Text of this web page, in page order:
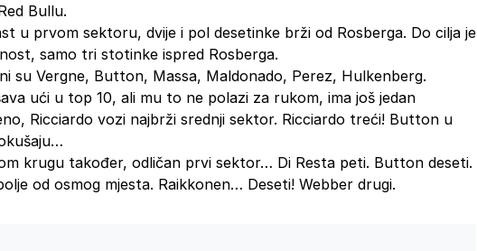
Bullu.
u prvom sektoru, dvije i pol desetinke brži od Rosberga. Do cilja je
samo tri stotinke ispred Rosberga.
su Vergne, Button, Massa, Maldonado, Perez, Hulkenberg.
ući u top 10, ali mu to ne polazi za rukom, ima još jedan
Ricciardo vozi najbrži srednji sektor. Ricciardo treći! Button u
krugu također, odličan prvi sektor… Di Resta peti. Button deseti.
od osmog mjesta. Raikkonen… Deseti! Webber drugi.